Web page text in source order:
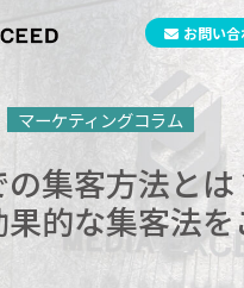
お問い合
マーケティングコラム
集客方法と
的な集客法